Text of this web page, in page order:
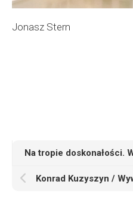
Jonasz Stern